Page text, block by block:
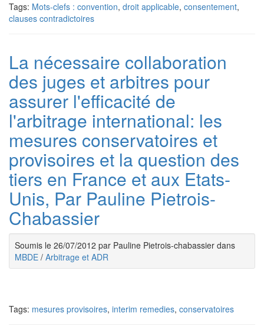
Tags: Mots-clefs : convention, droit applicable, consentement,
clauses contradictoires
La nécessaire collaboration
des juges et arbitres pour
assurer l'efficacité de
l'arbitrage international: les
mesures conservatoires et
provisoires et la question des
tiers en France et aux Etats-
Unis, Par Pauline Pietrois-
Chabassier
Soumis le 26/07/2012 par Pauline Pietrois-chabassier dans
MBDE / Arbitrage et ADR
Tags: mesures provisoires, interim remedies, conservatoires